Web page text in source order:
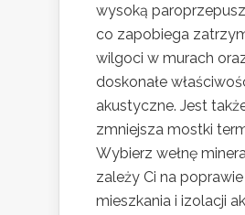
wysoką
co zapobiega
wilgoci w murach
doskonałe
akustyczne. Jest
zmniejsza mostki
Wybierz wełnę
zależy Ci na
mieszkania i izolacji